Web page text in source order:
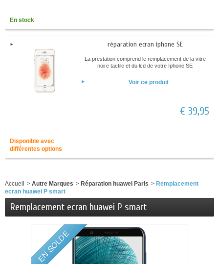
En stock
réparation ecran iphone SE
La prestation comprend le remplacement de la vitre
noire tactile et du lcd de votre Iphone SE
Voir ce produit
€ 39,95
Disponible avec
différentes options
Accueil > Autre Marques > Réparation huawei Paris > Remplacement
ecran huawei P smart
Remplacement ecran huawei P smart
EN SOLDE